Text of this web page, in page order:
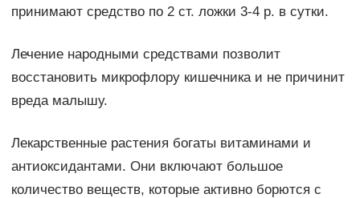
принимают средство по 2 ст. ложки 3-4 р. в сутки.
Лечение народными средствами позволит
восстановить микрофлору кишечника и не причинит
вреда малышу.
Лекарственные растения богаты витаминами и
антиоксидантами. Они включают большое
количество веществ, которые активно борются с